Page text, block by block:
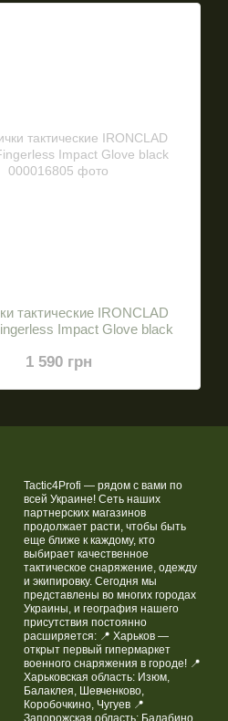
тактические IRONCLAD
Impact Glove black
1 590 грн
Tactic4Profi — рядом с вами по
всей Украине! Сеть наших
партнерских магазинов
продолжает расти, чтобы быть
еще ближе к каждому, кто
выбирает качественное
тактическое снаряжение, одежду
и экипировку. Сегодня мы
представлены во многих городах
Украины, и география нашего
присутствия постоянно
расширяется: 📍 Харьков —
открыт первый гипермаркет
военного снаряжения в городе! 📍
Харьковская область: Изюм,
Балаклея, Шевченково,
Коробочкино, Чугуев 📍
Запорожская область: Балабино,